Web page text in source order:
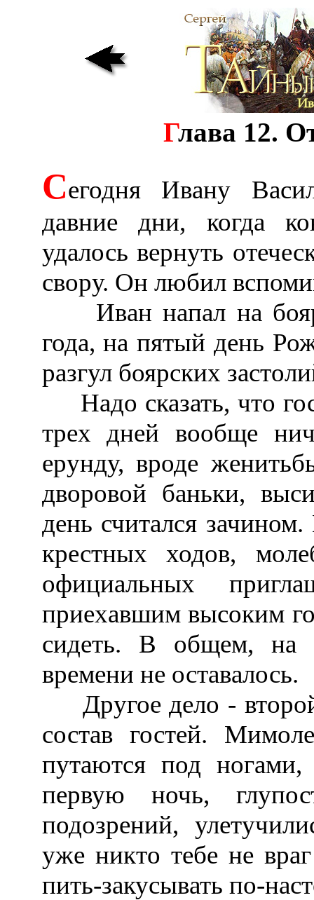
Глава 12.
Сегодня Ивану
давние дни, когда
удалось вернуть
свору. Он любил
Иван напал на бояр
года, на пятый день
разгул боярских
Надо сказать, что
трех дней вообще
ерунду, вроде
дворовой баньки,
день считался
крестных ходов,
официальных
приехавшим высоким
сидеть. В общем, на
времени не оставалось.
Другое дело -
состав гостей.
путаются под
первую ночь,
подозрений,
уже никто тебе не
пить-закусывать по-